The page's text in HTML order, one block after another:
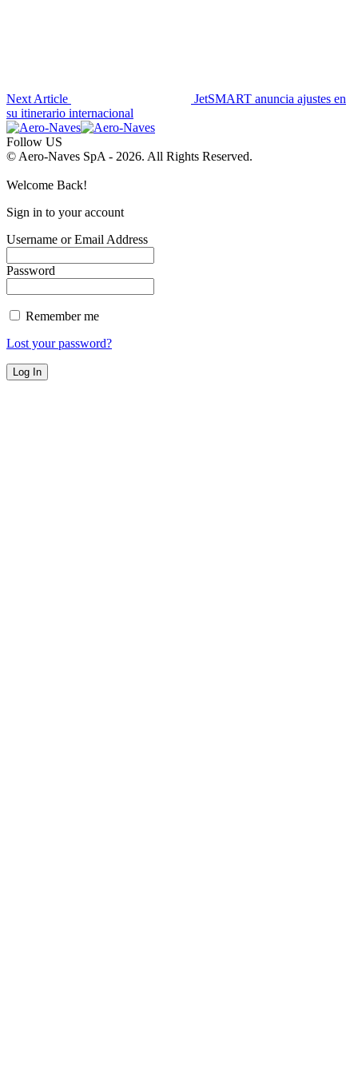
Next Article
JetSMART anuncia ajustes en
su itinerario internacional
Follow US
© Aero-Naves SpA - 2026. All Rights Reserved.
Welcome Back!
Sign in to your account
Username or Email Address
Password
Remember me
Lost your password?